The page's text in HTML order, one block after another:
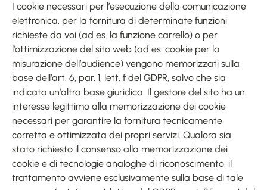
I cookie necessari per l’esecuzione della comunicazione
elettronica, per la fornitura di determinate funzioni
richieste da voi (ad es. la funzione carrello) o per
l’ottimizzazione del sito web (ad es. cookie per la
misurazione dell’audience) vengono memorizzati sulla
base dell’art. 6, par. 1, lett. f del GDPR, salvo che sia
indicata un’altra base giuridica. Il gestore del sito ha un
interesse legittimo alla memorizzazione dei cookie
necessari per garantire la fornitura tecnicamente
corretta e ottimizzata dei propri servizi. Qualora sia
stato richiesto il consenso alla memorizzazione dei
cookie e di tecnologie analoghe di riconoscimento, il
trattamento avviene esclusivamente sulla base di tale